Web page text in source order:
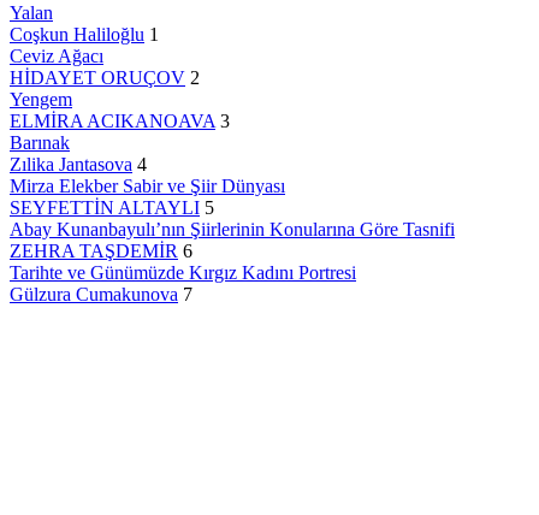
Yalan
Coşkun Haliloğlu 1
Ceviz Ağacı
HİDAYET ORUÇOV 2
Yengem
ELMİRA ACIKANOAVA 3
Barınak
Zılika Jantasova 4
Mirza Elekber Sabir ve Şiir Dünyası
SEYFETTİN ALTAYLI 5
Abay Kunanbayulı’nın Şiirlerinin Konularına Göre Tasnifi
ZEHRA TAŞDEMİR 6
Tarihte ve Günümüzde Kırgız Kadını Portresi
Gülzura Cumakunova 7